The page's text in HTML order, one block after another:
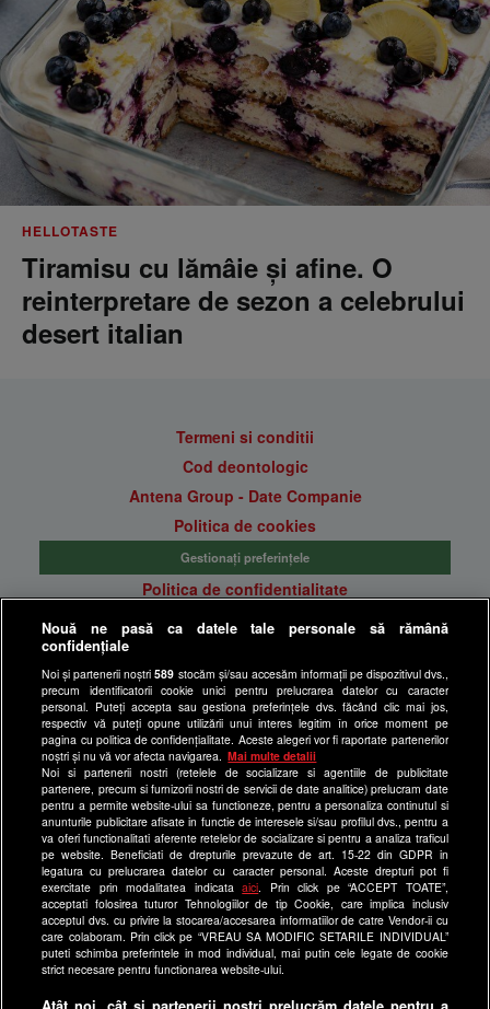
HELLOTASTE
Tiramisu cu lămâie și afine. O
reinterpretare de sezon a celebrului
desert italian
Termeni si conditii
Cod deontologic
Antena Group - Date Companie
Politica de cookies
Gestionați preferințele
Politica de confidentialitate
Anunturi gratuite pe Lajumate.ro
Program Happy Channel
Echipa editorială
Site-uri Antena Group
a1.ro
antenastars.ro
as.ro
catine.ro
chefi.ro
deparinti.ro
medicool.ro
Nouă ne pasă ca datele tale personale să rămână
confidențiale
Noi și partenerii noștri589 stocăm și/sau accesăm informații pe dispozitivul dvs.,
precum identificatorii cookie unici pentru prelucrarea datelor cu caracter
personal. Puteți accepta sau gestiona preferințele dvs. făcând clic mai jos,
respectiv vă puteți opune utilizării unui interes legitim în orice moment pe
pagina cu politica de confidențialitate. Aceste alegeri vor fi raportate partenerilor
noștri și nu vă vor afecta navigarea.
Mai multe detalii
Noi si partenerii nostri (retelele de socializare si agentiile de publicitate
partenere, precum si furnizorii nostri de servicii de date analitice) prelucram date
pentru a permite website-ului sa functioneze, pentru a personaliza continutul si
anunturile publicitare afisate in functie de interesele si/sau profilul dvs., pentru a
va oferi functionalitati aferente retelelor de socializare si pentru a analiza traficul
pe website. Beneficiati de drepturile prevazute de art. 15-22 din GDPR in
legatura cu prelucrarea datelor cu caracter personal. Aceste drepturi pot fi
exercitate prin modalitatea indicataaici . Prin click pe “ACCEPT TOATE”,
acceptati folosirea tuturor Tehnologiilor de tip Cookie, care implica inclusiv
acceptul dvs. cu privire la stocarea/accesarea informatiilor de catre Vendor-ii cu
care colaboram. Prin click pe “VREAU SA MODIFIC SETARILE INDIVIDUAL”
puteti schimba preferintele in mod individual, mai putin cele legate de cookie
strict necesare pentru functionarea website-ului.